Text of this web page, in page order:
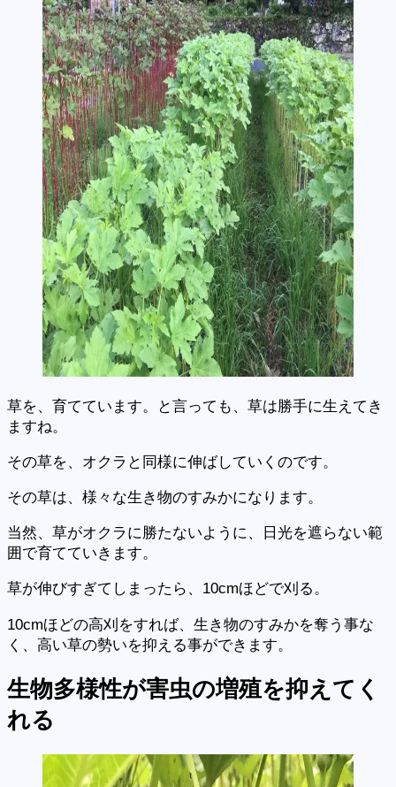
草を、育てています。と言っても、草は勝手に生えてき
ますね。
その草を、オクラと同様に伸ばしていくのです。
その草は、様々な生き物のすみかになります。
当然、草がオクラに勝たないように、日光を遮らない範
囲で育てていきます。
草が伸びすぎてしまったら、10cmほどで刈る。
10cmほどの高刈をすれば、生き物のすみかを奪う事な
く、高い草の勢いを抑える事ができます。
生物多様性が害虫の増殖を抑えてく
れる